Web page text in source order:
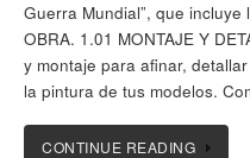
Guerra Mundial”, que
OBRA. 1.01 MONTAJE Y
y montaje para afinar,
la pintura de tus modelos.
CONTINUE READING